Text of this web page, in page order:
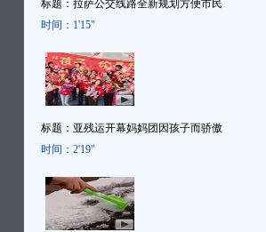
标题： 拉萨公交线路全新规划方便市民
时间： 1'15"
标题： 亚残运开幕妈妈团因孩子而骄傲
时间： 2'19"